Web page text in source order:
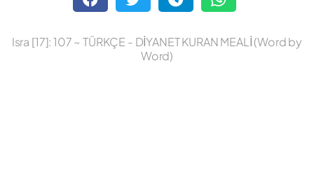
Adem Uğur
Ali Bulaç
Isra [17]: 107 ~ TÜRKÇE - DİYANET KURAN MEALİ (Word by
Word)